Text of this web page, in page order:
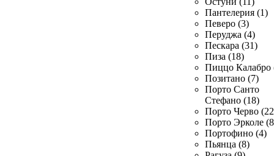
Пантелерия (1)
Певеро (3)
Перуджа (4)
Пескара (31)
Пиза (18)
Пиццо Калабро
Позитано (7)
Порто Санто
Стефано (18)
Порто Черво
Порто Эрколе
Портофино (4)
Пьянца (8)